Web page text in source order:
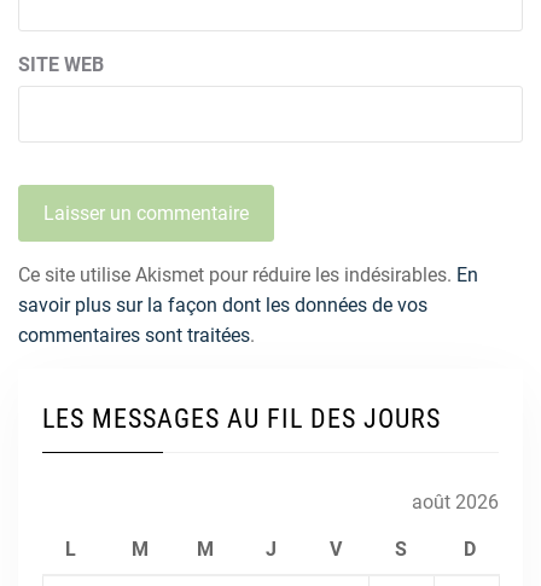
SITE WEB
Ce site utilise Akismet pour réduire les indésirables. En
savoir plus sur la façon dont les données de vos
commentaires sont traitées.
LES MESSAGES AU FIL DES JOURS
août 2026
L M M J V S D